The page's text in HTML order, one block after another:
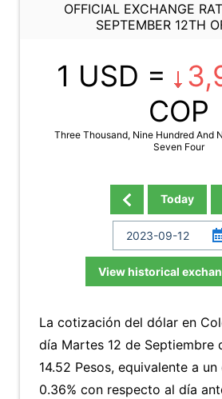
OFFICIAL EXCHANGE
SEPTEMBER 12TH
1 USD =
COP
Three Thousand, Nine Hundred And
Seven Four
Today
View historical
La cotización del dólar en
día Martes 12 de Septiembre
14.52 Pesos, equivalente a
0.36% con respecto al día